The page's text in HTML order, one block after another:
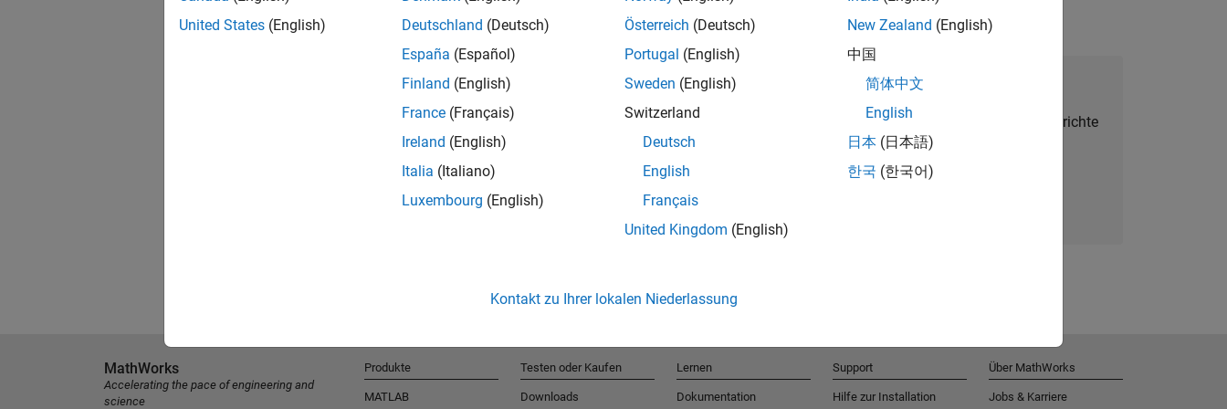
Talent Network beitreten
Erhalten Sie personalisierte Stellenangebote, Berichte
und Unternehmensneuigkeiten.
United States (English)
Deutschland (Deutsch)
España (Español)
Finland (English)
France (Français)
Ireland (English)
Italia (Italiano)
Luxembourg (English)
Österreich (Deutsch)
Portugal (English)
Sweden (English)
Switzerland
Deutsch
English
Français
United Kingdom (English)
New Zealand (English)
中国
简体中文
English
日本 (日本語)
한국 (한국어)
Kontakt zu Ihrer lokalen Niederlassung
MathWorks
Accelerating the pace of engineering and
science
Produkte
MATLAB
Testen oder Kaufen
Downloads
Lernen
Dokumentation
Support
Hilfe zur Installation
Über MathWorks
Jobs & Karriere